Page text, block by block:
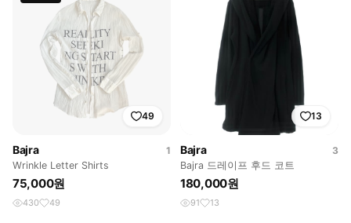
49
Bajra
1
Wrinkle Letter Shirts
75,000원
430 49
13
Bajra
3
Bajra 드레이프 후드 코트
180,000원
91 13